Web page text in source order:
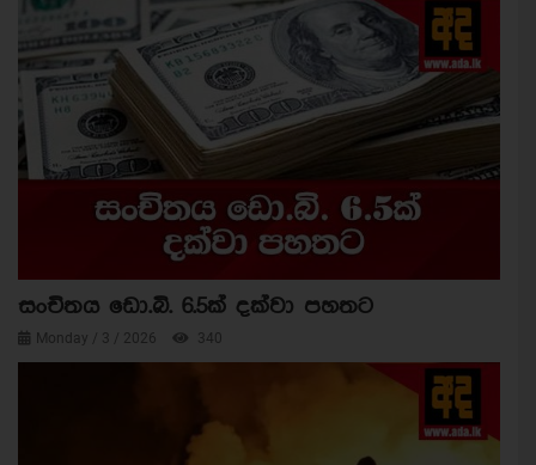
සංචිතය ඩො.බි. 6.5ක් දක්වා පහතට
Monday / 3 / 2026 340